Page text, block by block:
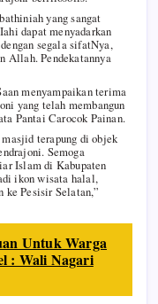
yang sangat
dapat menyadarkan
segala sifatNya,
Allah. Pendekatannya
menyampaikan terima
yang telah membangun
Pantai Carocok Painan.
terapung di objek
Semoga
Islam di Kabupaten
ikon wisata halal,
ke Pesisir Selatan,”
Untuk Warga
: Wali Nagari